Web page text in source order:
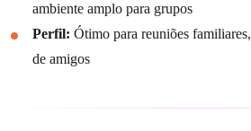
ambiente amplo para grupos
Perfil: Ótimo para reuniões
de amigos